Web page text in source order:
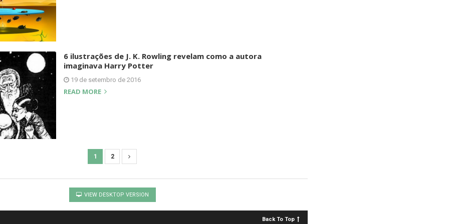
6 ilustrações de J. K. Rowling revelam como a autora
imaginava Harry Potter
19 de setembro de 2016
READ MORE
1 2
VIEW DESKTOP VERSION
Back To Top